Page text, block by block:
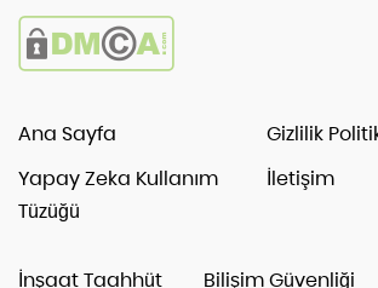
Ana Sayfa
Gizlilik
Yapay Zeka Kullanım
Tüzüğü
İletişim
İnşaat Taahhüt Bilişim Güvenliği